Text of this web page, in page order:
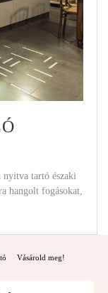
nyitva tartó északi
hangolt fogásokat,
Vásárold meg!